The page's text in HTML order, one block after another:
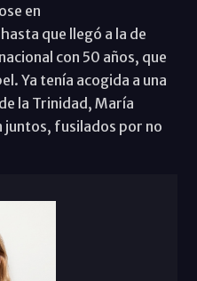
en
que llegó a la de
con 50 años, que
Ya tenía acogida a una
la Trinidad, María
fusilados por no